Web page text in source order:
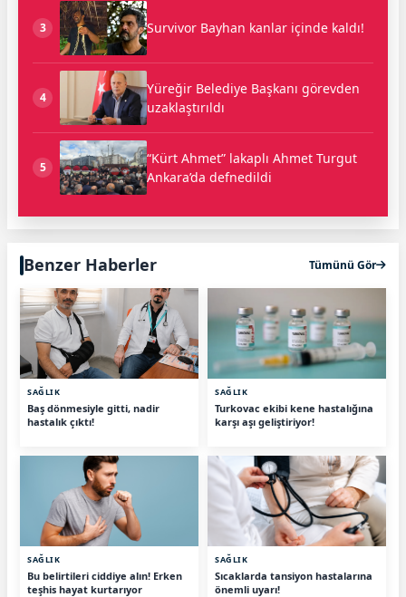
3 Survivor Bayhan kanlar içinde kaldı!
4
Yüreğir Belediye Başkanı görevden
uzaklaştırıldı
5
“Kürt Ahmet” lakaplı Ahmet Turgut
Ankara’da defnedildi
Benzer Haberler Tümünü Gör
SAĞLIK
Baş dönmesiyle gitti, nadir
hastalık çıktı!
SAĞLIK
Turkovac ekibi kene hastalığına
karşı aşı geliştiriyor!
SAĞLIK
Bu belirtileri ciddiye alın! Erken
teşhis hayat kurtarıyor
SAĞLIK
Sıcaklarda tansiyon hastalarına
önemli uyarı!